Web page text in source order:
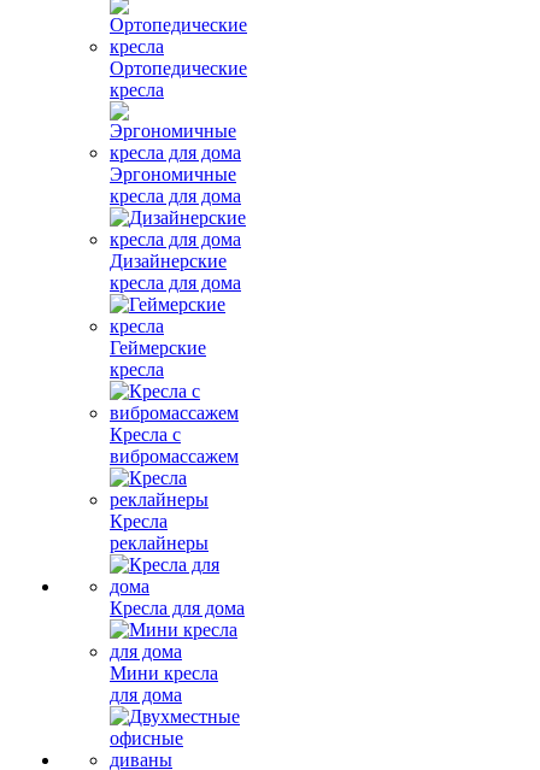
Ортопедические
кресла
Эргономичные
кресла для дома
Дизайнерские
кресла для дома
Геймерские
кресла
Кресла с
вибромассажем
Кресла
реклайнеры
Кресла для дома
Мини кресла
для дома